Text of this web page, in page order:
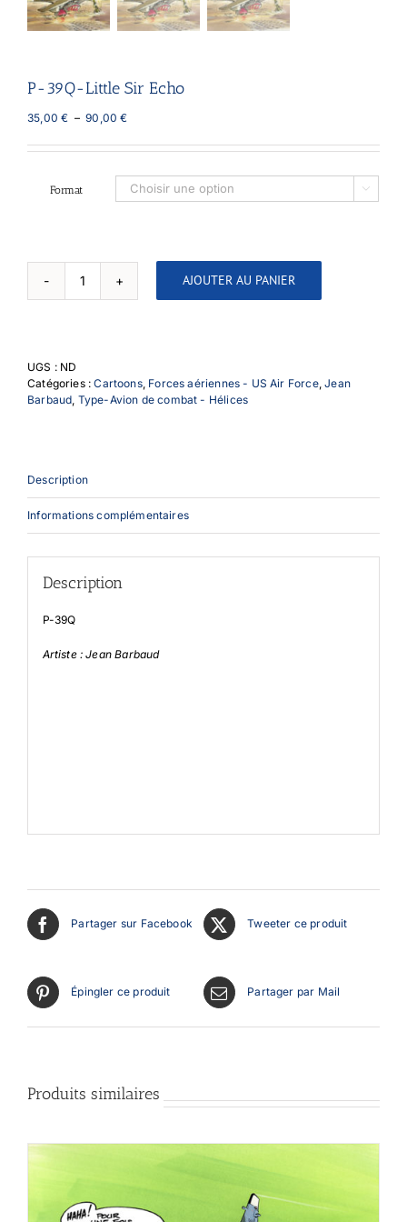
P-39Q-Little Sir Echo
35,00€ – 90,00€Plage
prix :
à
90,00 €
Format 
quantité
de
Echo
AJOUTER AU PANIER
UGS : ND
Catégories :Cartoons, Forces aériennes - US Air Force,Jean
Barbaud Type-Avion de combat - Hélices
Description
Informations complémentaires
Description
P-39Q
Artiste : Jean Barbaud
Partager sur Facebook Tweeter ce produit
Épingler ce produit Partager par Mail
Produits similaires